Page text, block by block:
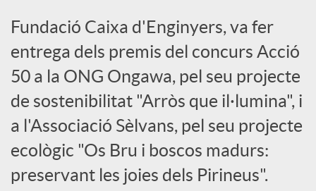
c
a
d
o
Fundació Caixa d'Enginyers, va fer
entrega dels premis del concurs Acció
50 a la ONG Ongawa, pel seu projecte
de sostenibilitat "Arròs que il·lumina", i
a l'Associació Sèlvans, pel seu projecte
ecològic "Os Bru i boscos madurs:
preservant les joies dels Pirineus".